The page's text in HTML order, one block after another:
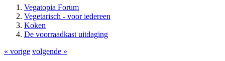
Vegatopia Forum
Vegetarisch - voor iedereen
Koken
De voorraadkast uitdaging
« vorige volgende »